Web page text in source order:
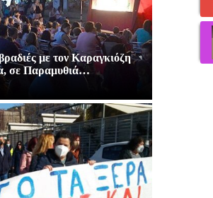
με τον Καραγκιόζη
σε Παραμυθιά…